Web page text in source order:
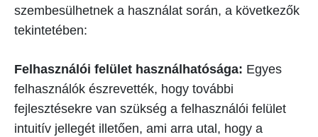
szembesülhetnek a használat során, a következők
tekintetében:
Felhasználói felület használhatósága: Egyes
felhasználók észrevették, hogy további
fejlesztésekre van szükség a felhasználói felület
intuitív jellegét illetően, ami arra utal, hogy a